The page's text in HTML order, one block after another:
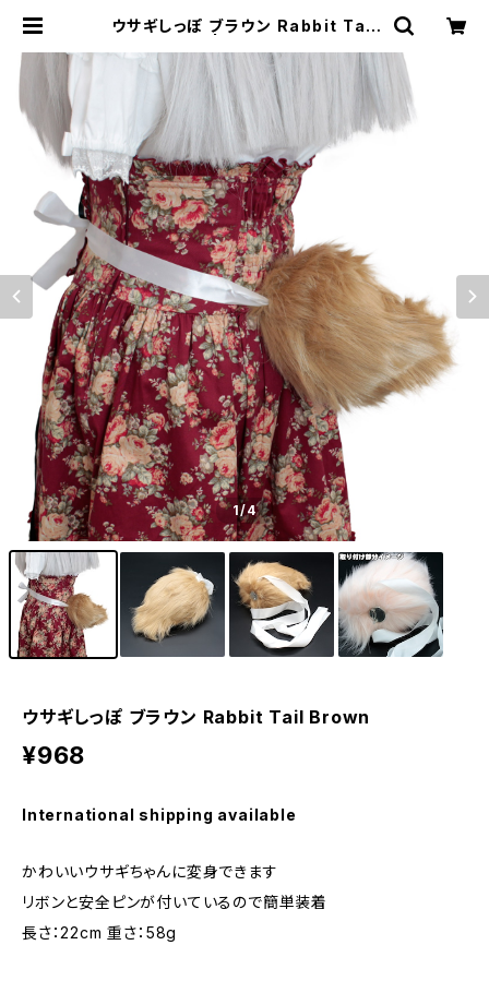
ウサギしっぽ ブラウン Rabbit Tail
1/4
ウサギしっぽ ブラウン Rabbit Tail Brown
¥968
International shipping available
かわいいウサギちゃんに変身できます
リボンと安全ピンが付いているので簡単装着
長さ：22cm 重さ：58g